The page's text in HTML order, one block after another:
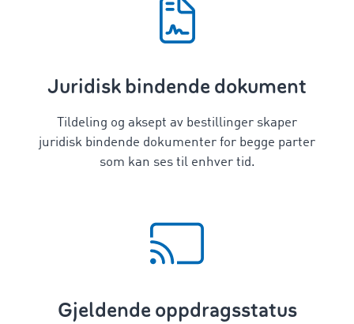
Juridisk bindende dokument
Tildeling og aksept av bestillinger skaper
juridisk bindende dokumenter for begge parter
som kan ses til enhver tid.
Gjeldende oppdragsstatus